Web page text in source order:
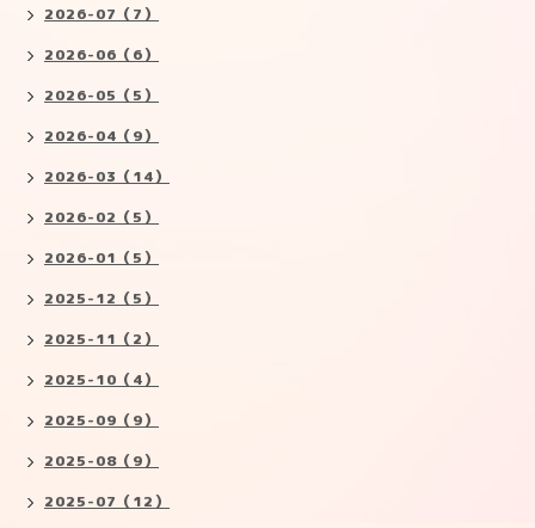
2026-07（7）
2026-06（6）
2026-05（5）
2026-04（9）
2026-03（14）
2026-02（5）
2026-01（5）
2025-12（5）
2025-11（2）
2025-10（4）
2025-09（9）
2025-08（9）
2025-07（12）